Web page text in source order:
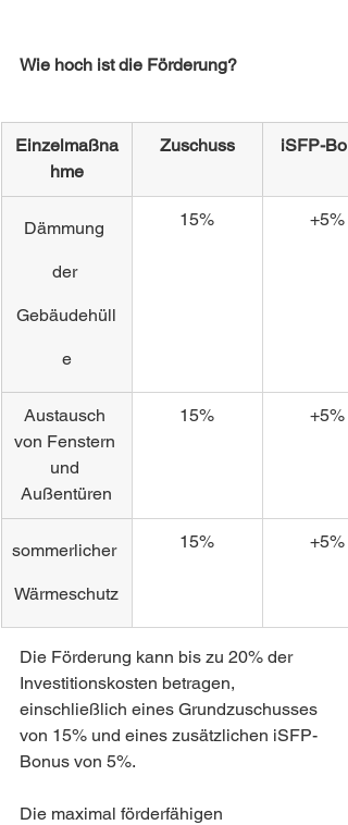
Wie hoch ist die Förderung?
Einzelmaßna
hme
Zuschuss iSFP-
Dämmung
der
Gebäudehüll
e
15% +5%
Austausch
von Fenstern
und
Außentüren
15% +5%
sommerlicher
Wärmeschutz
15% +5%
Die Förderung kann bis zu 20% der
Investitionskosten betragen,
einschließlich eines Grundzuschusses
von 15% und eines zusätzlichen iSFP-
Bonus von 5%.
Die maximal förderfähigen